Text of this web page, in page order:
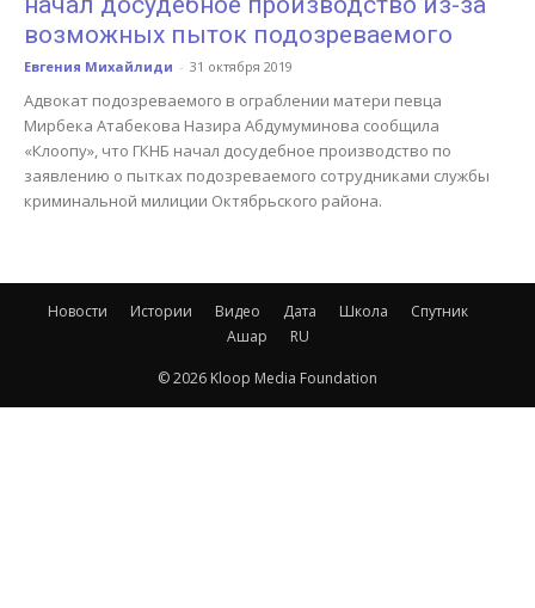
возможных пыток подозреваемого
Евгения Михайлиди - 31 октября 2019
Адвокат подозреваемого в ограблении матери певца
Мирбека Атабекова Назира Абдумуминова сообщила
«Клоопу», что ГКНБ начал досудебное производство по
заявлению о пытках подозреваемого сотрудниками службы
криминальной милиции Октябрьского района.
Новости Истории Видео Дата Школа
Спутник
Ашар
RU
© 2026 Kloop Media Foundation